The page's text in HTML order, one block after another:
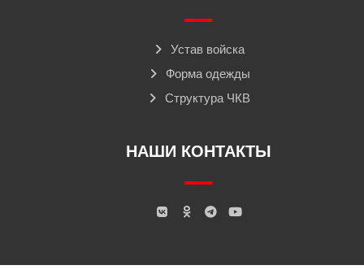
Устав войска
Форма одежды
Структура ЧКВ
НАШИ КОНТАКТЫ